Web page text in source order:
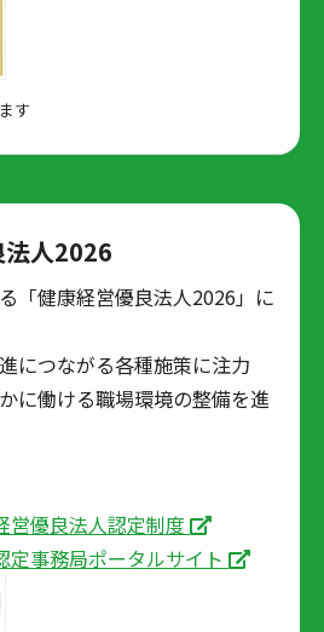
す
人2026
「健康経営優良法人2026」に
につながる各種施策に注力
に働ける職場環境の整備を進
優良法人認定制度
定事務局ポータルサイト